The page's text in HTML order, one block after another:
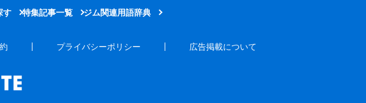
す 特集記事一覧 ジム関連用語辞典
プライバシーポリシー 広告掲載について